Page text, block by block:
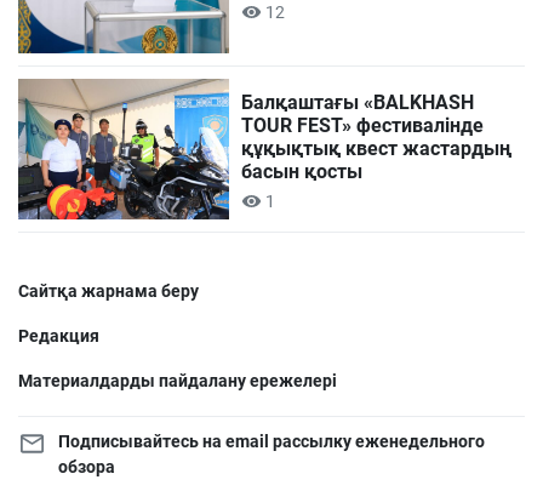
12
Балқаштағы «BALKHASH
TOUR FEST» фестивалінде
құқықтық квест жастардың
басын қосты
1
Сайтқа жарнама беру
Редакция
Материалдарды пайдалану ережелері
Подписывайтесь на email рассылку еженедельного
обзора